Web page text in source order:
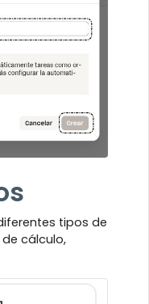
tipos de
cálculo,